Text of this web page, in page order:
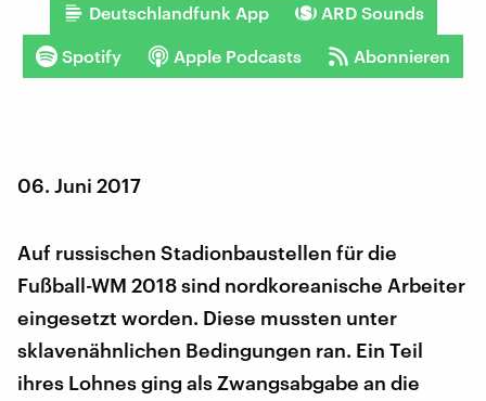
Deutschlandfunk App ARD Sounds
Spotify Apple Podcasts Abonnieren
06. Juni 2017
Auf russischen Stadionbaustellen für die
Fußball-WM 2018 sind nordkoreanische Arbeiter
eingesetzt worden. Diese mussten unter
sklavenähnlichen Bedingungen ran. Ein Teil
ihres Lohnes ging als Zwangsabgabe an die